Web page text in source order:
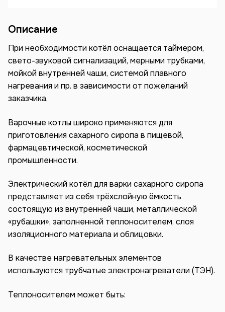
Описание
При необходимости котёл оснащается таймером,
свето-звуковой сигнализаций, мерными трубками,
мойкой внутренней чаши, системой плавного
нагревания и пр. в зависимости от пожеланий
заказчика.
Варочные котлы широко применяются для
приготовления сахарного сиропа в пищевой,
фармацевтической, косметической
промышленности.
Электрический котёл для варки сахарного сиропа
представляет из себя трёхслойную ёмкость
состоящую из внутренней чаши, металлической
«рубашки», заполненной теплоносителем, слоя
изоляционного материала и облицовки.
В качестве нагревательных элементов
используются трубчатые электронагреватели (ТЭН).
Теплоносителем может быть: